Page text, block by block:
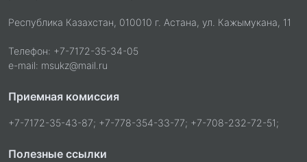
Республика Казахстан, 010010 г. Астана, ул. Кажымукана, 11
Телефон: +7-7172-35-34-05
e-mail: msukz@mail.ru
Приемная комиссия
+7-7172-35-43-87; +7-778-354-33-77; +7-708-232-72-51;
Полезные ссылки